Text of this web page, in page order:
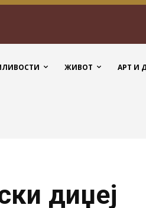
ЖИВОТ АРТ И
диџеј